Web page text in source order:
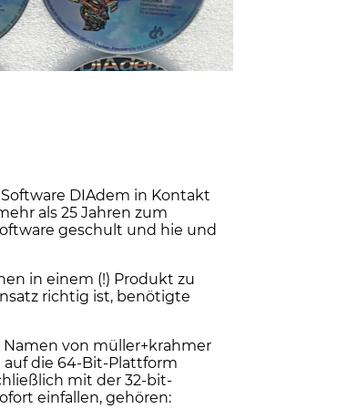
DIAdem in Kontakt
als 25 Jahren zum
geschult und hie und
in einem (!) Produkt zu
richtig ist, benötigte
Namen von müller+krahmer
die 64-Bit-Plattform
mit der 32-bit-
einfallen, gehören: